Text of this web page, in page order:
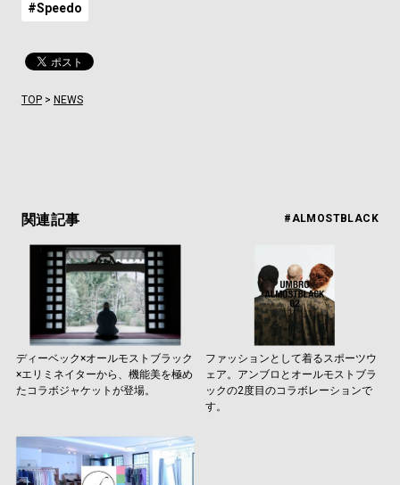
#Speedo
TOP> NEWS
関連記事 #ALMOSTBLACK
ディーベック×オールモストブラック
×エリミネイターから、機能美を極め
たコラボジャケットが登場。
ファッションとして着るスポーツウ
ェア。アンブロとオールモストブラ
ックの2度目のコラボレーションで
す。